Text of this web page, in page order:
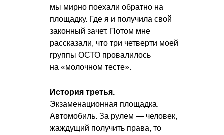
мы мирно поехали обратно на
площадку. Где я и получила свой
законный зачет. Потом мне
рассказали, что три четверти моей
группы ОСТО провалилось
на «молочном тесте».
История третья.
Экзаменационная площадка.
Автомобиль. За рулем — человек,
жаждущий получить права, то